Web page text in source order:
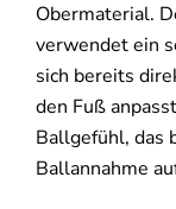
Obermaterial.
verwendet ein
sich bereits
den Fuß
Ballgefühl, das
Ballannahme